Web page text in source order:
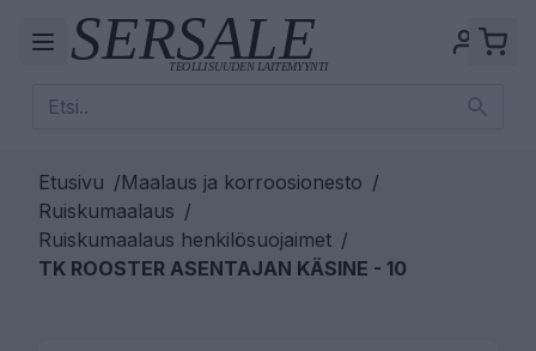
Etusivu /Maalaus ja korroosionesto /
Ruiskumaalaus /
Ruiskumaalaus henkilösuojaimet /
TK ROOSTER ASENTAJAN KÄSINE - 10